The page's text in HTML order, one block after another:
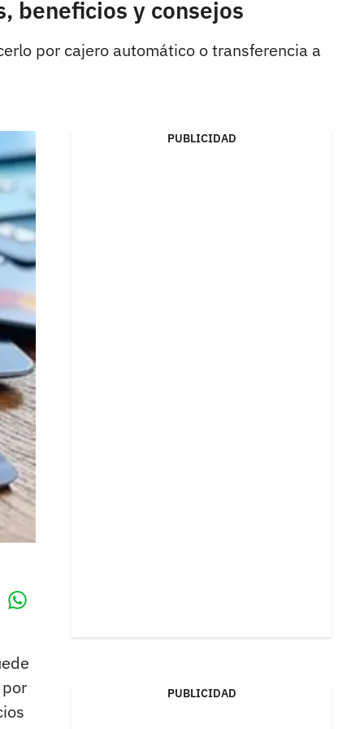
beneficios y consejos
por cajero automático o transferencia a
PUBLICIDAD
PUBLICIDAD